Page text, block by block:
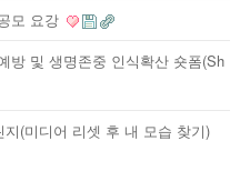
모 요강
방 및 생명존중 인식확산 숏폼(Sh
(미디어 리셋 후 내 모습 찾기)